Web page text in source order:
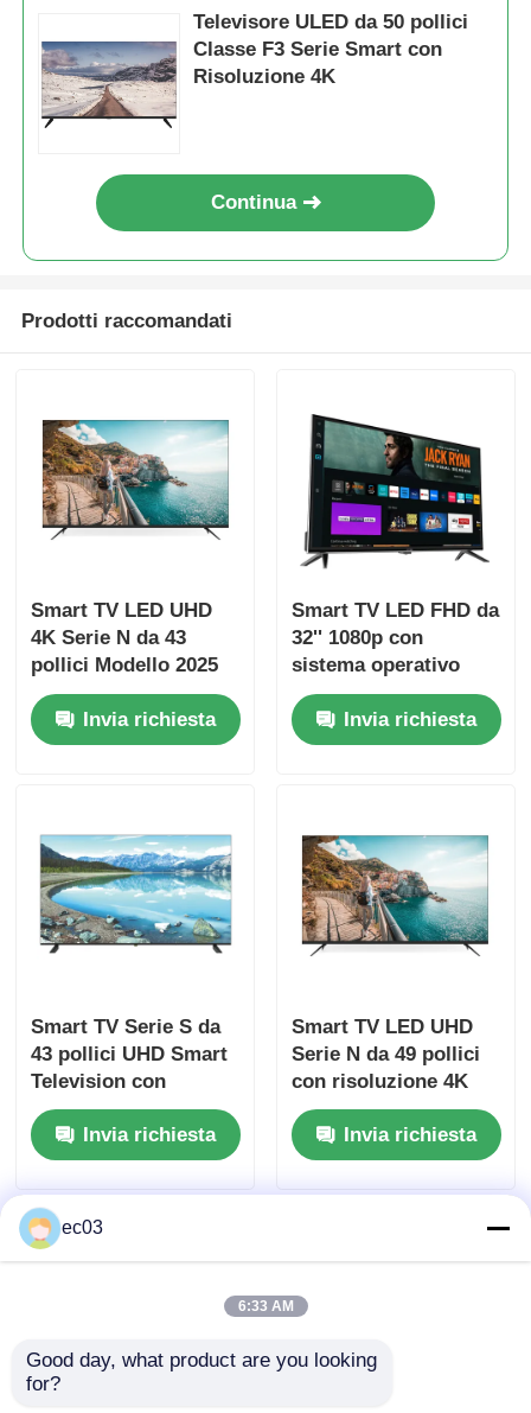
Prodotti
Visita alla fabbrica
Controllo di qualità
Notizie
Chiedi un preventivo
il hd ha condotto la TV
Televisore LED 4K
Monitor per computer
TV impermeabile
Televisore ULED da 50 pollici
Classe F3 Serie Smart con
Risoluzione 4K
Continua
Prodotti raccomandati
Smart TV LED UHD
4K Serie N da 43
pollici Modello 2025
Invia richiesta
Smart TV LED FHD da
32'' 1080p con
sistema operativo
Samsung Tizen e
Samsung App Store
per lo streaming di
Invia richiesta
Smart TV Serie S da
43 pollici UHD Smart
Television con
risoluzione 4K UHD
Invia richiesta
Smart TV LED UHD
Serie N da 49 pollici
con risoluzione 4K
3840 x 2160
Invia richiesta
ec03
6:33 AM
Good day, what product are you looking
for?